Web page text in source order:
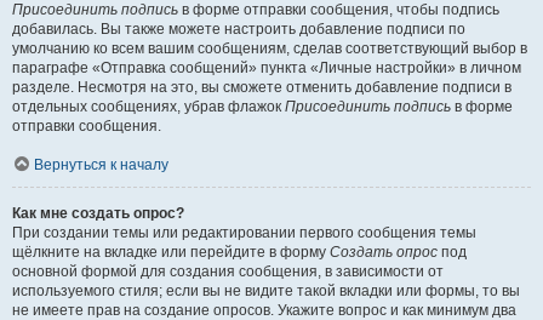
Присоединить подпись в форме отправки сообщения, чтобы подпись
добавилась. Вы также можете настроить добавление подписи по
умолчанию ко всем вашим сообщениям, сделав соответствующий выбор в
параграфе «Отправка сообщений» пункта «Личные настройки» в личном
разделе. Несмотря на это, вы сможете отменить добавление подписи в
отдельных сообщениях, убрав флажок Присоединить подпись в форме
отправки сообщения.
Вернуться к началу
Как мне создать опрос?
При создании темы или редактировании первого сообщения темы
щёлкните на вкладке или перейдите в форму Создать опрос под
основной формой для создания сообщения, в зависимости от
используемого стиля; если вы не видите такой вкладки или формы, то вы
не имеете прав на создание опросов. Укажите вопрос и как минимум два